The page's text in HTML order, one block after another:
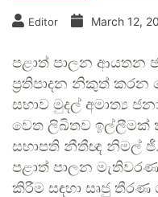
Editor March 12,
පළාත් පාලන ආයතන
ප‍්‍රතිපාදන නිකුත්
සභාව මුදල් අමාත්‍ය
වෙත ලිඛිතව ඉල්ලීමක්
සභාපති නීතීඥ නිමල් ජී.
පළාත් පාලන
කිරීම සඳහා සෘජු